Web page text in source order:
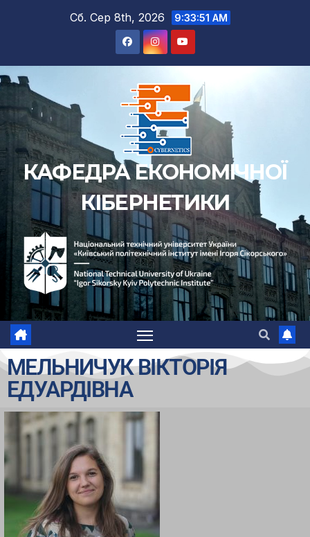
Сб. Сер 8th, 2026 9:33:51 AM
КАФЕДРА ЕКОНОМІЧНОЇ
КІБЕРНЕТИКИ
МЕЛЬНИЧУК ВІКТОРІЯ
ЕДУАРДІВНА